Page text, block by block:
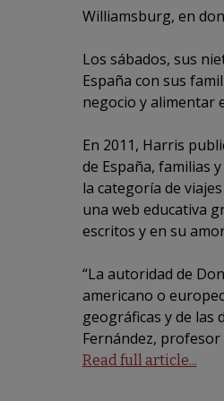
Williamsburg, en
Los sábados, sus
España con sus
negocio y alimentar
En 2011, Harris
de España, familias
la categoría de
una web educativa
escritos y en su
“La autoridad de
americano o
geográficas y de las
Fernández,
Read full article...